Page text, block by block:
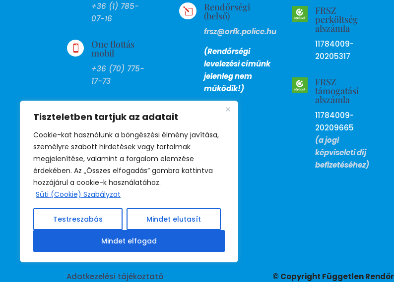
Tiszteletben tartjuk az adatait
Cookie-kat használunk a böngészési élmény javítása,
személyre szabott hirdetések vagy tartalmak
megjelenítése, valamint a forgalom elemzése
érdekében. Az „Összes elfogadás” gombra kattintva
hozzájárul a cookie-k használatához.
Süti (Cookie) Szabályzat
Testreszabás Mindet elutasít
Mindet elfogad
+36 (1) 785-
07-16
 One flottás
mobil
+36 (70) 775-
17-73
+36 (1) 799-
27-13
 BM telefon
39-530
(titkárság)
39-531
(jogsegély)
39-532
(irodavezető)
l Rendőrségi
(belső)
frsz@orfk.police.hu
(Rendőrségi
levelezési címünk
jelenleg nem
működik!)
FRSZ
perköltség
alszámla
11784009-
20205317
FRSZ
támogatási
alszámla
11784009-
20209665
(a jogi
képviseleti díj
befizetéséhez)
Adatkezelési tájékoztató
© Copyright Független Rendőr